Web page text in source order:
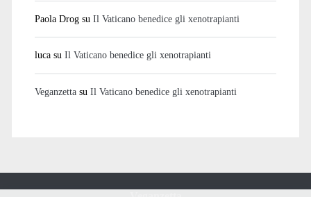
Paola Drogsu Il Vaticano benedice gli xenotrapianti
lucasu Il Vaticano benedice gli xenotrapianti
Veganzettasu Il Vaticano benedice gli xenotrapianti